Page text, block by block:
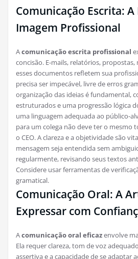
Comunicação Escrita: A
Imagem Profissional
Acomunicação escrita profissional
concisão. E-mails, relatórios,
esses documentos refletem sua
precisa ser impecável, livre de erros
organização das ideias é fundamental,
estruturados e uma progressão lógica
uma linguagem adequada ao público-
para um colega não deve ter o mesmo
o CEO. A clareza e a objetividade são
mensagem seja entendida sem
regularmente, revisando seus textos
Considere usar ferramentas de
gramatical.
Comunicação Oral: A
Expressar com
Acomunicação oral eficazenvolve
Ela requer clareza, tom de voz
assertiva e a capacidade de se adaptar